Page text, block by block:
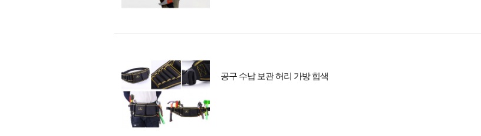
공구 수납 보관 허리 가방 힙색